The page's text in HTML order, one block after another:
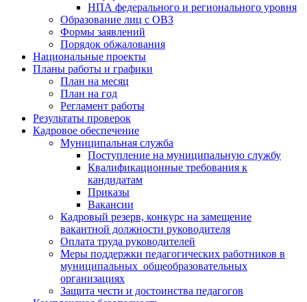
НПА федерального и регионального уровня
Образование лиц с ОВЗ
Формы заявлений
Порядок обжалования
Национальные проекты
Планы работы и графики
План на месяц
План на год
Регламент работы
Результаты проверок
Кадровое обеспечение
Муниципальная служба
Поступление на муниципальную службу
Квалификационные требования к
кандидатам
Приказы
Вакансии
Кадровый резерв, конкурс на замещение
вакантной должности руководителя
Оплата труда руководителей
Меры поддержки педагогических работников в
муниципальных общеобразовательных
организациях
Защита чести и достоинства педагогов